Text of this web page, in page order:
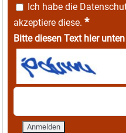
Ich habe die
akzeptiere diese. *
Bitte diesen Text hier